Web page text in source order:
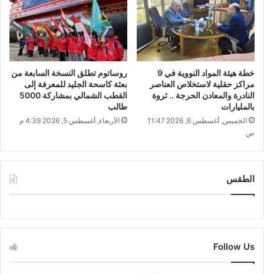
خطة هيئة المواد النووية في 9
مراكز حقلية لاستخلاص العناصر
النادرة والمعادن الحرجة .. ثروة
بالمليارات
الخميس, أغسطس 6, 2026 11:47
ص
روساتوم تطلق النسخة السابعة من
بعثة كاسحة الجليد للمعرفة إلى
القطب الشمالي بمشاركة 5000
طالب
الأربعاء, أغسطس 5, 2026 4:39 م
الطقس
Follow Us